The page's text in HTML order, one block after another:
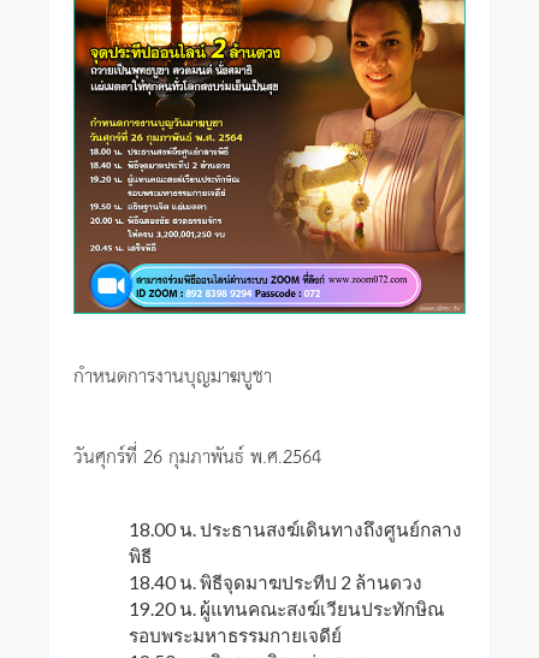
กำหนดการงานบุญมาฆบูชา
วันศุกร์ที่ 26 กุมภาพันธ์ พ.ศ.2564
18.00 น. ประธานสงฆ์เดินทางถึงศูนย์กลาง
พิธี
18.40 น. พิธีจุดมาฆประทีป 2 ล้านดวง
19.20 น. ผู้แทนคณะสงฆ์เวียนประทักษิณ
รอบพระมหาธรรมกายเจดีย์